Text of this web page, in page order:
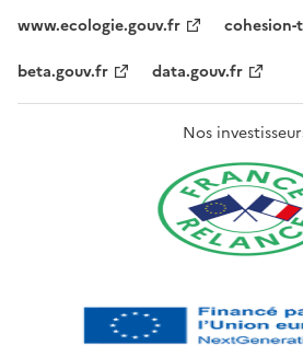
www.ecologie.gouv.fr
beta.gouv.fr
data.gouv.fr
Nos